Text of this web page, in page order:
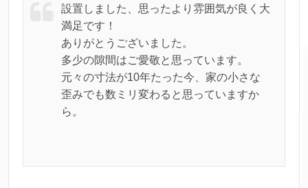
設置しました、思ったより雰囲気が良く大
満足です！
ありがとうございました。
多少の隙間はご愛敬と思っています。
元々の寸法が10年たった今、家の小さな
歪みでも数ミリ変わると思っていますか
ら。